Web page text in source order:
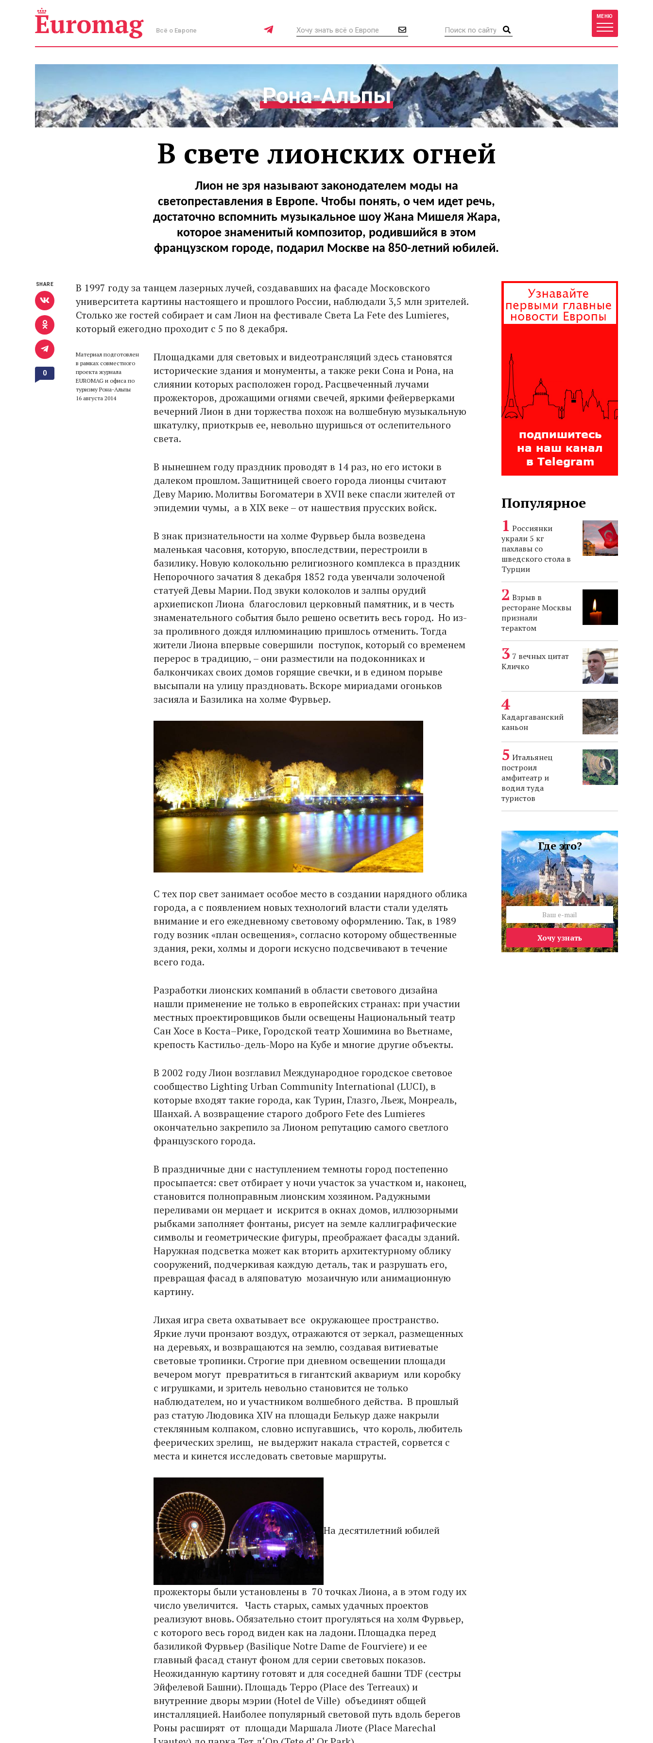
Всё о Европе
МЕНЮ
Рона-Альпы
В свете лионских огней
Лион не зря называют законодателем моды на
светопреставления в Европе. Чтобы понять, о чем идет речь,
достаточно вспомнить музыкальное шоу Жана Мишеля Жара,
которое знаменитый композитор, родившийся в этом
французском городе, подарил Москве на 850-летний юбилей.
В 1997 году за танцем лазерных лучей, создававших на фасаде Московского
университета картины настоящего и прошлого России, наблюдали 3,5 млн зрителей.
Столько же гостей собирает и сам Лион на фестивале Света La Fete des Lumieres,
который ежегодно проходит с 5 по 8 декабря.
Материал подготовлен
в рамках совместного
проекта журнала
EUROMAG и офиса по
туризму Рона-Альпы
16 августа 2014
Площадками для световых и видеотрансляций здесь становятся
исторические здания и монументы, а также реки Сона и Рона, на
слиянии которых расположен город. Расцвеченный лучами
прожекторов, дрожащими огнями свечей, яркими фейерверками
вечерний Лион в дни торжества похож на волшебную музыкальную
шкатулку, приоткрыв ее, невольно щуришься от ослепительного
света.
В нынешнем году праздник проводят в 14 раз, но его истоки в
далеком прошлом. Защитницей своего города лионцы считают
Деву Марию. Молитвы Богоматери в XVII веке спасли жителей от
эпидемии чумы, а в XIX веке – от нашествия прусских войск.
В знак признательности на холме Фурвьер была возведена
маленькая часовня, которую, впоследствии, перестроили в
базилику. Новую колокольню религиозного комплекса в праздник
Непорочного зачатия 8 декабря 1852 года увенчали золоченой
статуей Девы Марии. Под звуки колоколов и залпы орудий
архиепископ Лиона благословил церковный памятник, и в честь
знаменательного события было решено осветить весь город. Но из-
за проливного дождя иллюминацию пришлось отменить. Тогда
жители Лиона впервые совершили поступок, который со временем
перерос в традицию, – они разместили на подоконниках и
балкончиках своих домов горящие свечки, и в едином порыве
высыпали на улицу праздновать. Вскоре мириадами огоньков
засияла и Базилика на холме Фурвьер.
С тех пор свет занимает особое место в создании нарядного облика
города, а с появлением новых технологий власти стали уделять
внимание и его ежедневному световому оформлению. Так, в 1989
году возник «план освещения», согласно которому общественные
здания, реки, холмы и дороги искусно подсвечивают в течение
всего года.
Разработки лионских компаний в области светового дизайна
нашли применение не только в европейских странах: при участии
местных проектировщиков были освещены Национальный театр
Сан Хосе в Коста–Рике, Городской театр Хошимина во Вьетнаме,
крепость Кастильо-дель-Моро на Кубе и многие другие объекты.
В 2002 году Лион возглавил Международное городское световое
сообщество Lighting Urban Community International (LUCI), в
которые входят такие города, как Турин, Глазго, Льеж, Монреаль,
Шанхай. А возвращение старого доброго Fete des Lumieres
окончательно закрепило за Лионом репутацию самого светлого
французского города.
В праздничные дни с наступлением темноты город постепенно
просыпается: свет отбирает у ночи участок за участком и, наконец,
становится полноправным лионским хозяином. Радужными
переливами он мерцает и искрится в окнах домов, иллюзорными
рыбками заполняет фонтаны, рисует на земле каллиграфические
символы и геометрические фигуры, преображает фасады зданий.
Наружная подсветка может как вторить архитектурному облику
сооружений, подчеркивая каждую деталь, так и разрушать его,
превращая фасад в аляповатую мозаичную или анимационную
картину.
Лихая игра света охватывает все окружающее пространство.
Яркие лучи пронзают воздух, отражаются от зеркал, размещенных
на деревьях, и возвращаются на землю, создавая витиеватые
световые тропинки. Строгие при дневном освещении площади
вечером могут превратиться в гигантский аквариум или коробку
с игрушками, и зритель невольно становится не только
наблюдателем, но и участником волшебного действа. В прошлый
раз статую Людовика XIV на площади Белькур даже накрыли
стеклянным колпаком, словно испугавшись, что король, любитель
феерических зрелищ, не выдержит накала страстей, сорвется с
места и кинется исследовать световые маршруты.
На десятилетний юбилей
прожекторы были установлены в 70 точках Лиона, а в этом году их
число увеличится. Часть старых, самых удачных проектов
реализуют вновь. Обязательно стоит прогуляться на холм Фурвьер,
с которого весь город виден как на ладони. Площадка перед
базиликой Фурвьер (Basilique Notre Dame de Fourviere) и ее
главный фасад станут фоном для серии световых показов.
Неожиданную картину готовят и для соседней башни TDF (сестры
Эйфелевой Башни). Площадь Терро (Place des Terreaux) и
внутренние дворы мэрии (Hotel de Ville) объединят общей
инсталляцией. Наиболее популярный световой путь вдоль берегов
Роны расширят от площади Маршала Лиоте (Place Marechal
SHARE
0
Популярное
Россиянки
украли 5 кг
пахлавы со
шведского стола в
Турции
Взрыв в
ресторане Москвы
признали
терактом
7 вечных цитат
Кличко
Кадаргаванский
каньон
Итальянец
построил
амфитеатр и
водил туда
туристов
Где это?
Хочу узнать